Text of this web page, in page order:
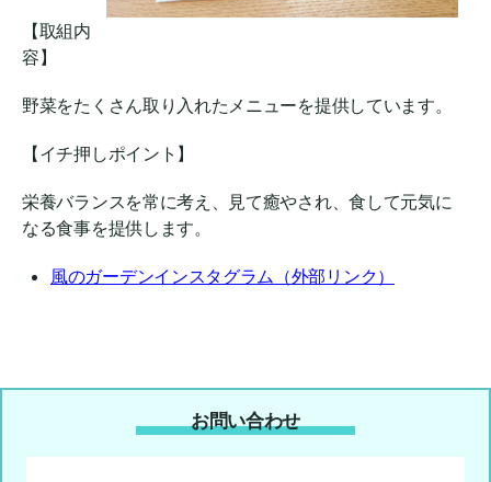
【取組内
容】
野菜をたくさん取り入れたメニューを提供しています。
【イチ押しポイント】
栄養バランスを常に考え、見て癒やされ、食して元気に
なる食事を提供します。
風のガーデンインスタグラム（外部リンク）
お問い合わせ